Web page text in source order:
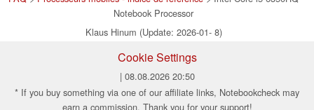
Notebook Processor
Klaus Hinum (Update: 2026-01- 8)
Cookie Settings
| 08.08.2026 20:50
* If you buy something via one of our affiliate links, Notebookcheck may
earn a commission. Thank you for your support!